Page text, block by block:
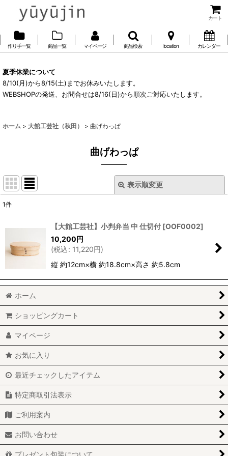
カート
作り手一覧 商品一覧 マイページ 商品検索 location カレンダー
夏季休業について
8/10(月)から8/15(土)までお休みいたします。
WEBSHOPの発送、お問合せは8/16(日)から順次ご対応いたします。
ホーム > 大館工芸社（秋田） > 曲げわっぱ
曲げわっぱ
表示順変更
並び順:
絞り込む
1件
【大館工芸社】小判弁当 中 仕切付 [OOF0002]
10,200円
(税込: 11,220円)
縦 約12cm×横 約18.8cm×高さ 約5.8cm
ホーム
ショッピングカート
マイページ
お気に入り
最近チェックしたアイテム
特定商取引法表示
ご利用案内
お問い合わせ
プレゼント包装について